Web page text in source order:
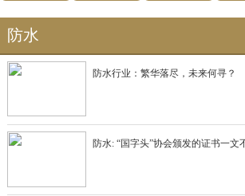
防水
防水行业：繁华落尽，未来何寻？
防水: “国字头”协会颁发的证书一文